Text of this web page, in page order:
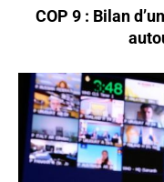
COP 9 : Bilan